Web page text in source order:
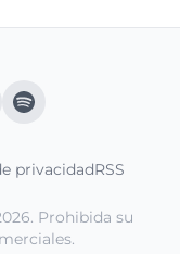
privacidadRSS
Prohibida su